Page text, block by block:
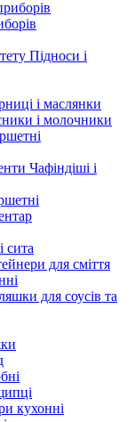
Підноси і
і маслянки
і молочники
Чафіндіші і
сита
для сміття
для соусів та
кухонні